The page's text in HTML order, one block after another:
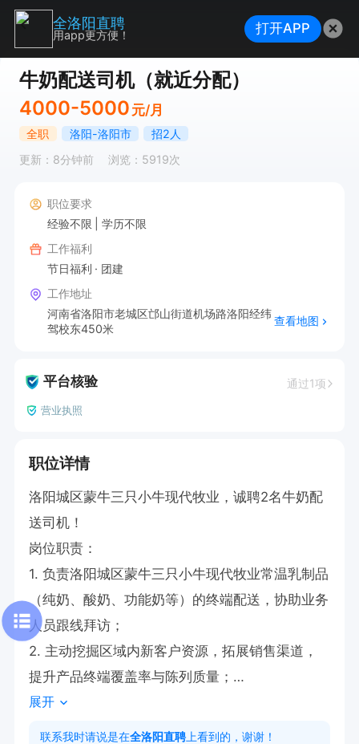
牛奶配送司机（就近分配）
4000-5000 元/月
全职 洛阳-洛阳市
招2人
更新：8分钟前
浏览：5919次
职位要求
经验不限
学历不限
工作福利
节日福利
团建
工作地址
河南省洛阳市老城区邙山街道机场路洛阳经纬
驾校东450米
查看地图
平台核验 通过1项
营业执照
职位详情
洛阳城区蒙牛三只小牛现代牧业，诚聘2名牛奶配
送司机！
岗位职责：
1. 负责洛阳城区蒙牛三只小牛现代牧业常温乳制品
（纯奶、酸奶、功能奶等）的终端配送，协助业务
人员跟线拜访；
2. 主动挖掘区域内新客户资源，拓展销售渠道，
提升产品终端覆盖率与陈列质量；
3. 跟进终端动销情况，配合公司执行促销活动，
反馈市场竞品动态与终端客户需求
展开
联系我时请说是在全洛阳直聘 上看到的，谢谢！
全洛阳直聘
用app更方便！ 打开APP